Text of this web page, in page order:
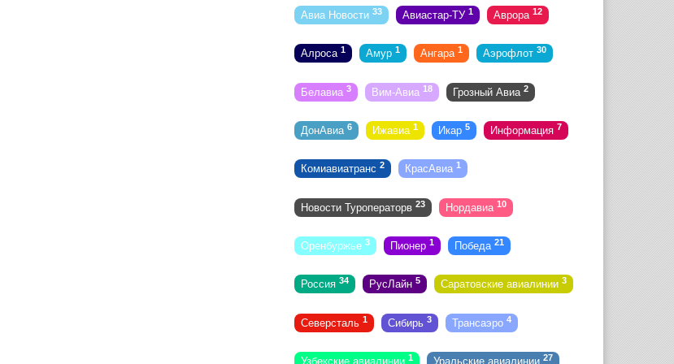
Авиа Новости 33 Авиастар-ТУ 1 Аврора 12
Алроса 1 Амур 1 Ангара 1 Аэрофлот 30
Белавиа 3 Вим-Авиа 18 Грозный Авиа 2
ДонАвиа 6 Ижавиа 1 Икар 5 Информация 7
Комиавиатранс 2 КрасАвиа 1
Новости Туроператорв 23 Нордавиа 10
Оренбуржье 3 Пионер 1 Победа 21
Россия 34 РусЛайн 5 Саратовские авиалинии 3
Северсталь 1 Сибирь 3 Трансаэро 4
Узбекские авиалинии 1 Уральские авиалинии 27